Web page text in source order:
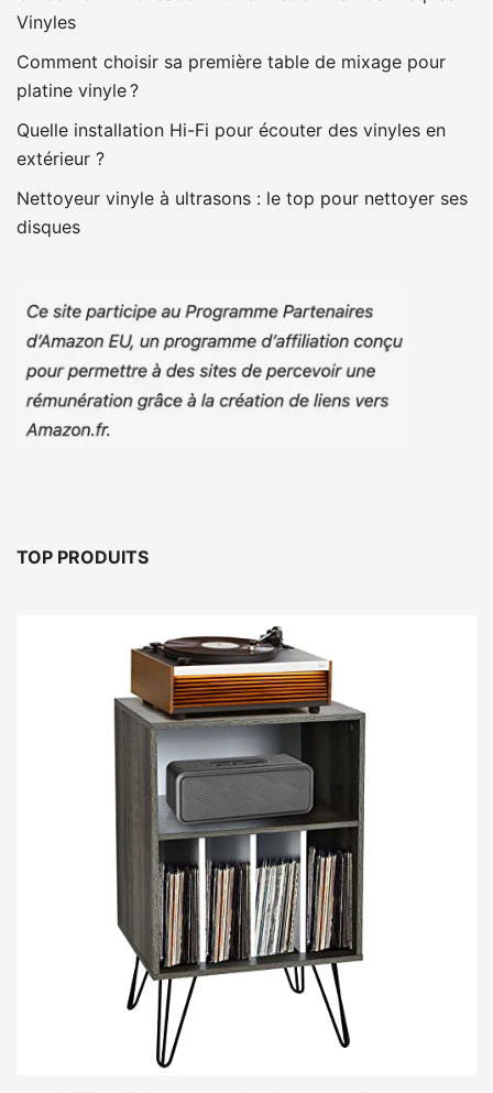
Vinyles
Comment choisir sa première table de mixage pour
platine vinyle ?
Quelle installation Hi-Fi pour écouter des vinyles en
extérieur ?
Nettoyeur vinyle à ultrasons : le top pour nettoyer ses
disques
TOP PRODUITS